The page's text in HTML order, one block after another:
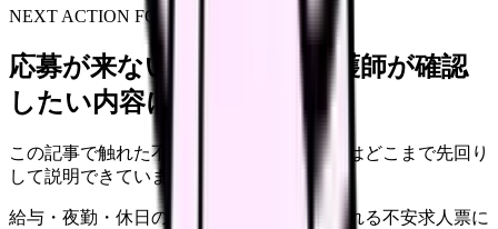
NEXT ACTION FOR CLINICS
応募が来ない求人票を、看護師が確認
したい内容に直せます
この記事で触れた不安を、自院の求人票ではどこまで先回り
して説明できていますか？
給与・夜勤・休日の見せ方 応募前に離脱される不安求人票に